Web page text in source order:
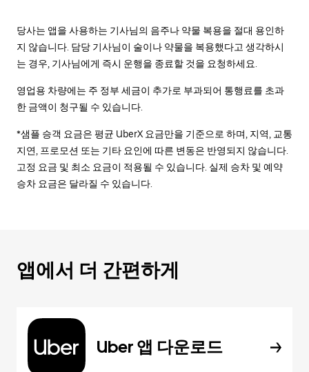
당사는 앱을 사용하는 기사님의 음주나 약물 복용을 절대 용인하
지 않습니다. 담당 기사님이 술이나 약물을 복용했다고 생각하시
는 경우, 기사님에게 즉시 운행을 종료할 것을 요청하세요.
영업용 차량에는 주 정부 세금이 추가로 부과되어 통행료를 초과
한 금액이 청구될 수 있습니다.
*샘플 승객 요금은 평균 UberX 요금만을 기준으로 하며, 지역, 교통
지연, 프로모션 또는 기타 요인에 따른 변동은 반영되지 않습니다.
고정 요금 및 최소 요금이 적용될 수 있습니다. 실제 승차 및 예약
승차 요금은 달라질 수 있습니다.
앱에서 더 간편하게
Uber 앱 다운로드